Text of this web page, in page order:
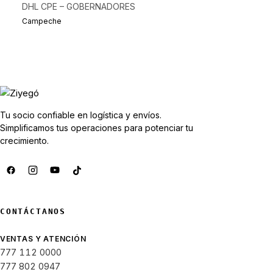
DHL CPE – GOBERNADORES
Campeche
Tu socio confiable en logística y envíos.
Simplificamos tus operaciones para potenciar tu
crecimiento.
CONTÁCTANOS
VENTAS Y ATENCIÓN
777 112 0000
777 802 0947